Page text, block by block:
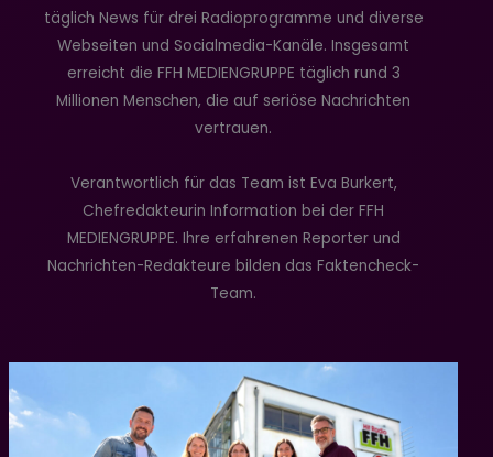
täglich News für drei Radioprogramme und diverse
Webseiten und Socialmedia-Kanäle. Insgesamt
erreicht die FFH MEDIENGRUPPE täglich rund 3
Millionen Menschen, die auf seriöse Nachrichten
vertrauen.
Verantwortlich für das Team ist Eva Burkert,
Chefredakteurin Information bei der FFH
MEDIENGRUPPE. Ihre erfahrenen Reporter und
Nachrichten-Redakteure bilden das Faktencheck-
Team.